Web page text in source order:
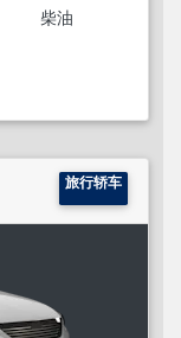
柴油
旅行轿车